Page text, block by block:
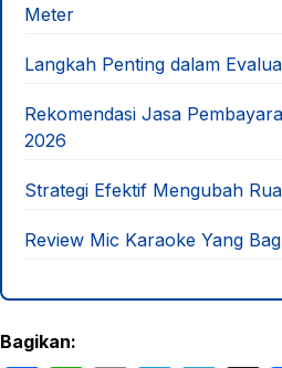
Meter
Langkah Penting dalam
Rekomendasi Jasa
2026
Strategi Efektif Mengubah
Review Mic Karaoke Yang
Bagikan: